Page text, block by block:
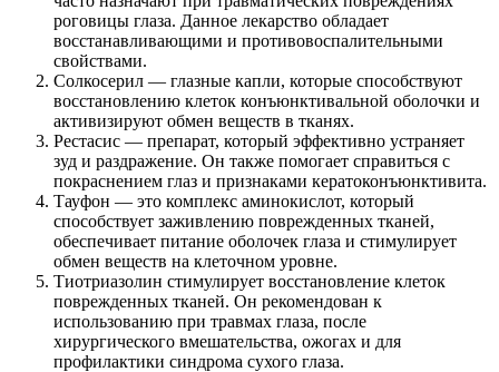
роговицы глаза. Данное лекарство обладает
восстанавливающими и противовоспалительными
свойствами.
Солкосерил — глазные капли, которые способствуют
восстановлению клеток конъюнктивальной оболочки и
активизируют обмен веществ в тканях.
Рестасис — препарат, который эффективно устраняет
зуд и раздражение. Он также помогает справиться с
покраснением глаз и признаками кератоконъюнктивита.
Тауфон — это комплекс аминокислот, который
способствует заживлению поврежденных тканей,
обеспечивает питание оболочек глаза и стимулирует
обмен веществ на клеточном уровне.
Тиотриазолин стимулирует восстановление клеток
поврежденных тканей. Он рекомендован к
использованию при травмах глаза, после
хирургического вмешательства, ожогах и для
профилактики синдрома сухого глаза.